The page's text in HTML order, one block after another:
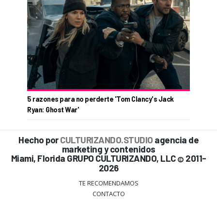
5 razones para no perderte 'Tom Clancy's Jack
Ryan: Ghost War'
Hecho porCULTURIZANDO.STUDIO agencia de
marketing y contenidos
Miami, Florida GRUPO CULTURIZANDO, LLC © 2011-
2026
TE RECOMENDAMOS
CONTACTO